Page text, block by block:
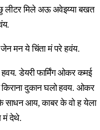
लीटर मिले अऊ अवेइय्या बखत
मन ये चिंता मं परे हवंय.
डेयरी फार्मिंग ओकर कमई
दुकान घलो हवय. ओकर
साधन आय, काबर के वो ह येला
मं देथे.